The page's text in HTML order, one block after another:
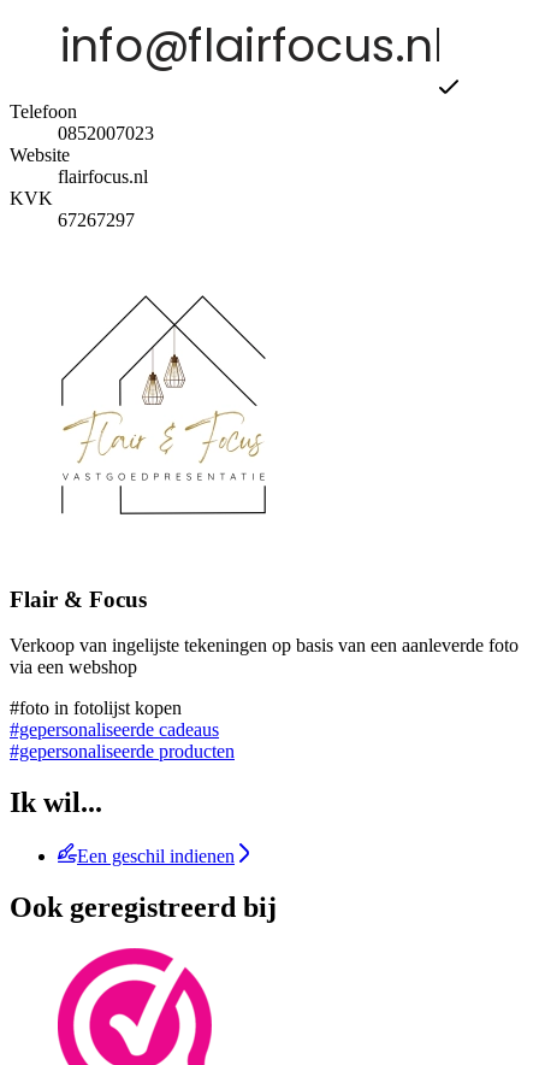
Telefoon
0852007023
Website
flairfocus.nl
KVK
67267297
Flair & Focus
Verkoop van ingelijste tekeningen op basis van een aanleverde foto
via een webshop
#foto in fotolijst kopen
#gepersonaliseerde cadeaus
#gepersonaliseerde producten
Ik wil...
Een geschil indienen
Ook geregistreerd bij